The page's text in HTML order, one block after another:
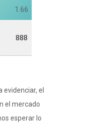
1.66
888
evidenciar, el
el mercado
esperar lo